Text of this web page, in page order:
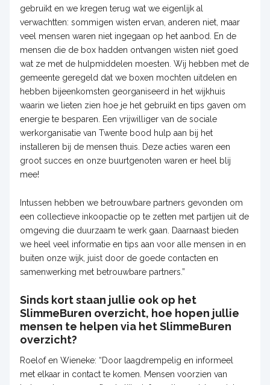
gebruikt en we kregen terug wat we eigenlijk al
verwachtten: sommigen wisten ervan, anderen niet, maar
veel mensen waren niet ingegaan op het aanbod. En de
mensen die de box hadden ontvangen wisten niet goed
wat ze met de hulpmiddelen moesten. Wij hebben met de
gemeente geregeld dat we boxen mochten uitdelen en
hebben bijeenkomsten georganiseerd in het wijkhuis
waarin we lieten zien hoe je het gebruikt en tips gaven om
energie te besparen. Een vrijwilliger van de sociale
werkorganisatie van Twente bood hulp aan bij het
installeren bij de mensen thuis. Deze acties waren een
groot succes en onze buurtgenoten waren er heel blij
mee!
Intussen hebben we betrouwbare partners gevonden om
een collectieve inkoopactie op te zetten met partijen uit de
omgeving die duurzaam te werk gaan. Daarnaast bieden
we heel veel informatie en tips aan voor alle mensen in en
buiten onze wijk, juist door de goede contacten en
samenwerking met betrouwbare partners.”
Sinds kort staan jullie ook op het
SlimmeBuren overzicht, hoe hopen jullie
mensen te helpen via het SlimmeBuren
overzicht?
Roelof en Wieneke: “Door laagdrempelig en informeel
met elkaar in contact te komen. Mensen voorzien van